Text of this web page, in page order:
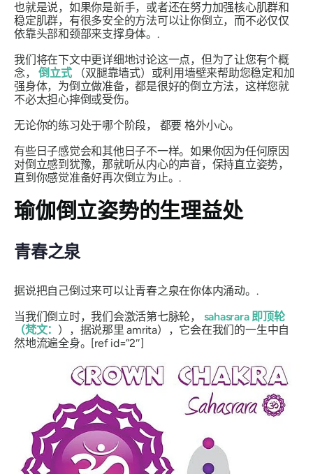
也就是说，如果你是新手，或者还在努力加强核心肌群和
稳定肌群，有很多安全的方法可以让你倒立，而不必仅仅
依靠头部和颈部来支撑身体。.
我们将在下文中更详细地讨论这一点，但为了让您有个概
念，倒立式（双腿靠墙式）或利用墙壁来帮助您稳定和加
强身体，为倒立做准备，都是很好的倒立方法，这样您就
不必太担心摔倒或受伤。
无论你的练习处于哪个阶段， 都要 格外小心。
有些日子感觉会和其他日子不一样。如果你因为任何原因
对倒立感到犹豫，那就听从内心的声音，保持直立姿势，
直到你感觉准备好再次倒立为止。.
瑜伽倒立姿势的生理益处
青春之泉
据说把自己倒过来可以让青春之泉在你体内涌动。.
当我们倒立时，我们会激活第七脉轮， sahasrara即顶轮
（梵文： ），据说那里amrita），它会在我们的一生中自
然地流遍全身。[ref id=”2″]